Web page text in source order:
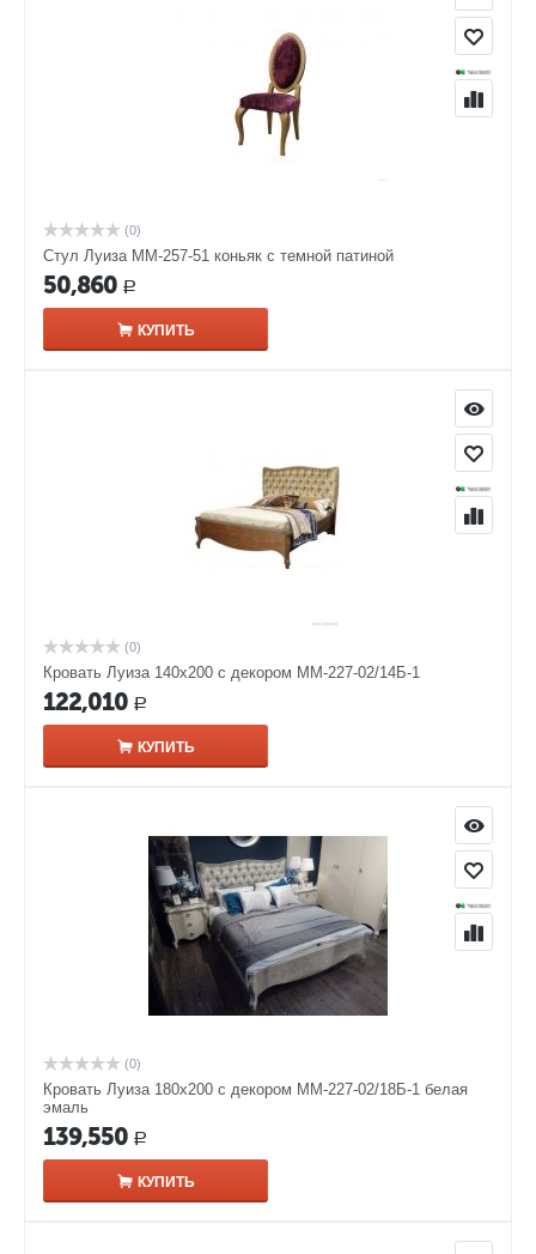
(0)
Стул Луиза ММ-257-51 коньяк с темной патиной
50,860 Р
КУПИТЬ
(0)
Кровать Луиза 140х200 с декором ММ-227-02/14Б-1
122,010 Р
КУПИТЬ
(0)
Кровать Луиза 180х200 с декором ММ-227-02/18Б-1 белая
эмаль
139,550 Р
КУПИТЬ